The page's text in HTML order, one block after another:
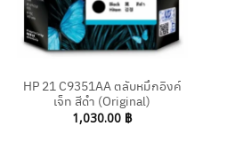
HP 21 C9351AA ตลับหมึกอิงค์
เจ็ท สีดำ (Original)
1,030.00 ฿